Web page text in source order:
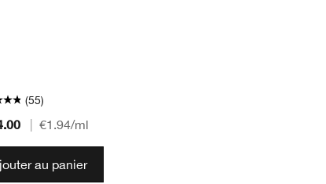
(55)
€1.94/ml
au panier